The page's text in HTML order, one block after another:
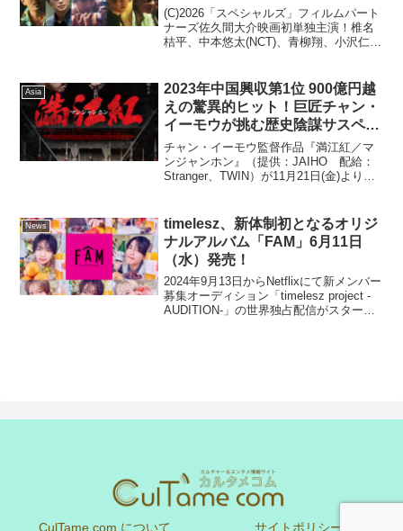
名桔平、中本悠太(NCT)、青柳
翔、小沢仁志豪華キャスト共演！
(C)2026「スペシャルズ」フィルムパート
ナーズ佐久間大介映画初単独主演！椎名
桔平、中本悠太(NCT)、青柳翔、小沢仁志
殺し屋役で本格ガンアクションも初挑
戦！『...
Asia
2023年中国興収第1位 900億円越
えの驚異的ヒット！巨匠チャン・
イーモウが挑む歴史陰謀サスペン
ス映画『満江紅／マンジャンホ
ン』 公開決定＆ポスタービジュ
アル＆場面写真&予告編解禁！
チャン・イーモウ監督作品『満江紅／マ
ンジャンホン』（提供：JAIHO 配給：
Stranger、TWIN）が11月21日(金)より
を場面写真9点と共に解禁！チャン・イ...
News
timelesz、新体制初となるオリジ
ナルアルバム「FAM」6月11日
（水）発売！
2024年9月13日からNetflixにて新メンバー
募集オーディション「timelesz project -
AUDITION-」の世界独占配信がスター
CulTame com について サイトポリシー